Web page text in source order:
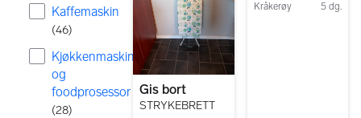
Kaffemaskin
(46)
Kjøkkenmaskin
og
foodprosessor
(28)
Gis bort
STRYKEBRETT
Kråkerøy 5 dg.